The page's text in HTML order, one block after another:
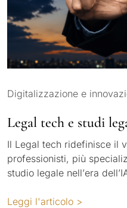
Digitalizzazione e
Legal tech e studi
Il Legal tech ridefinisce il
professionisti, più
studio legale nell’era
Leggi l'articolo >